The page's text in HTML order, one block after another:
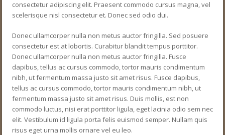
consectetur adipiscing elit. Praesent commodo cursus magna, vel
scelerisque nisl consectetur et. Donec sed odio dui.
Donec ullamcorper nulla non metus auctor fringilla. Sed posuere
consectetur est at lobortis. Curabitur blandit tempus porttitor.
Donec ullamcorper nulla non metus auctor fringilla. Fusce
dapibus, tellus ac cursus commodo, tortor mauris condimentum
nibh, ut fermentum massa justo sit amet risus. Fusce dapibus,
tellus ac cursus commodo, tortor mauris condimentum nibh, ut
fermentum massa justo sit amet risus. Duis mollis, est non
commodo luctus, nisi erat porttitor ligula, eget lacinia odio sem nec
elit. Vestibulum id ligula porta felis euismod semper. Nullam quis
risus eget urna mollis ornare vel eu leo.